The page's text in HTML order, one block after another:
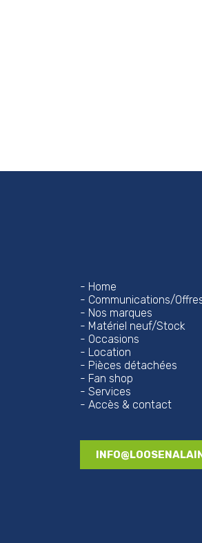
Home
Communications/
Nos marques
Matériel neuf/Stock
Occasions
Location
Pièces détachées
Fan shop
Services
Accès & contact